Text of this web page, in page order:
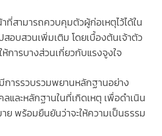
ที่สามารถควบคุมตัวผู้ก่อเหตุไว้ได้ใน
สอบสวนเพิ่มเติม โดยเบื้องต้นเจ้าตัว
ห้การบางส่วนเกี่ยวกับแรงจูงใจ
มีการรวบรวมพยานหลักฐานอย่าง
และหลักฐานในที่เกิดเหตุ เพื่อดำเนิน
พร้อมยืนยันว่าจะให้ความเป็นธรรม